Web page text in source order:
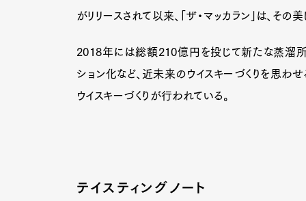
がリリースされて以来、「ザ・マッカラン」は、そ
2018年には総額210億円を投じて新たな蒸溜
ション化など、近未来のウイスキーづくりを思わ
ウイスキーづくりが行われている。
テイスティングノート